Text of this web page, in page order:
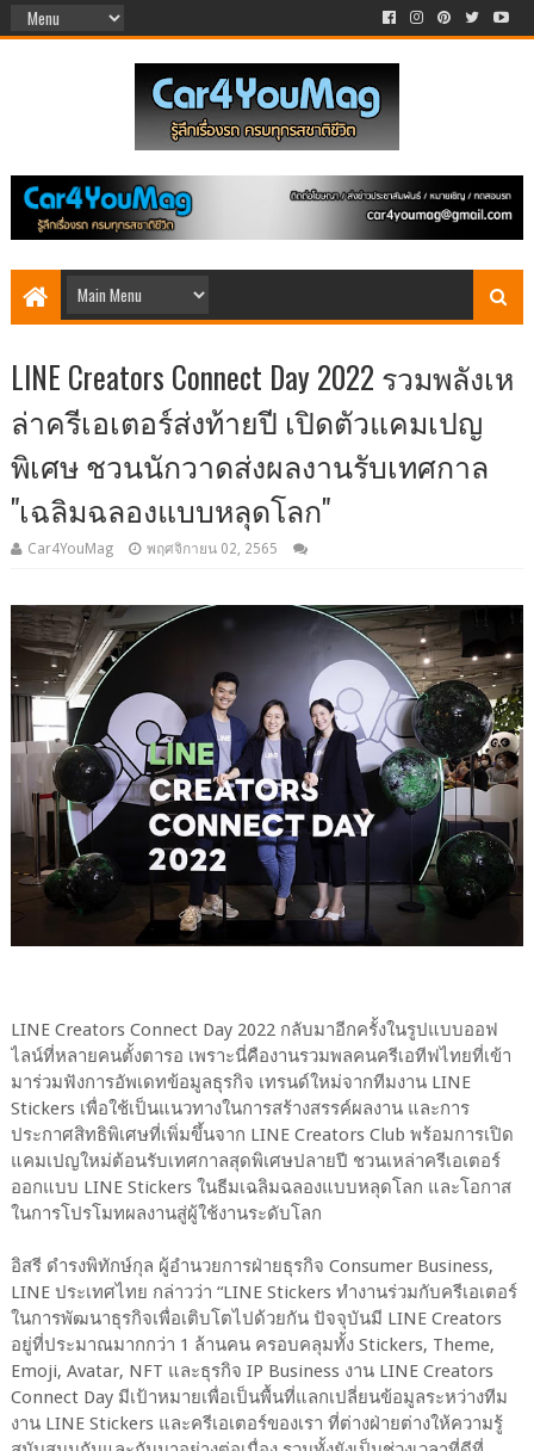
LINE Creators Connect Day 2022 รวมพลังเห
ล่าครีเอเตอร์ส่งท้ายปี เปิดตัวแคมเปญ
พิเศษ ชวนนักวาดส่งผลงานรับเทศกาล
"เฉลิมฉลองแบบหลุดโลก"
Car4YouMag พฤศจิกายน 02, 2565
LINE Creators Connect Day 2022 กลับมาอีกครั้งในรูปแบบออฟ
ไลน์ที่หลายคนตั้งตารอ เพราะนี่คืองานรวมพลคนครีเอทีฟไทยที่เข้า
มาร่วมฟังการอัพเดทข้อมูลธุรกิจ เทรนด์ใหม่จากทีมงาน LINE
Stickers เพื่อใช้เป็นแนวทางในการสร้างสรรค์ผลงาน และการ
ประกาศสิทธิพิเศษที่เพิ่มขึ้นจาก LINE Creators Club พร้อมการเปิด
แคมเปญใหม่ต้อนรับเทศกาลสุดพิเศษปลายปี ชวนเหล่าครีเอเตอร์
ออกแบบ LINE Stickers ในธีมเฉลิมฉลองแบบหลุดโลก และโอกาส
ในการโปรโมทผลงานสู่ผู้ใช้งานระดับโลก
อิสรี ดำรงพิทักษ์กุล ผู้อำนวยการฝ่ายธุรกิจ Consumer Business,
LINE ประเทศไทย กล่าวว่า “LINE Stickers ทำงานร่วมกับครีเอเตอร์
ในการพัฒนาธุรกิจเพื่อเติบโตไปด้วยกัน ปัจจุบันมี LINE Creators
อยู่ที่ประมาณมากกว่า 1 ล้านคน ครอบคลุมทั้ง Stickers, Theme,
Emoji, Avatar, NFT และธุรกิจ IP Business งาน LINE Creators
Connect Day มีเป้าหมายเพื่อเป็นพื้นที่แลกเปลี่ยนข้อมูลระหว่างทีม
งาน LINE Stickers และครีเอเตอร์ของเรา ที่ต่างฝ่ายต่างให้ความรู้